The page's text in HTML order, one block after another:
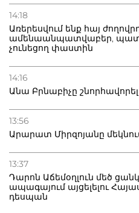
14:18
Առերեսվում ենք հայ
ամենաանպատվաբեր,
չունեցող փաստին
14:16
Անա Բրնաբիչը շնորհավորել
13:56
Արարատ Միրզոյանը
13:37
Դարոն Աճեմօղլուն մեծ
ապագայում այցելելու
դեսպան